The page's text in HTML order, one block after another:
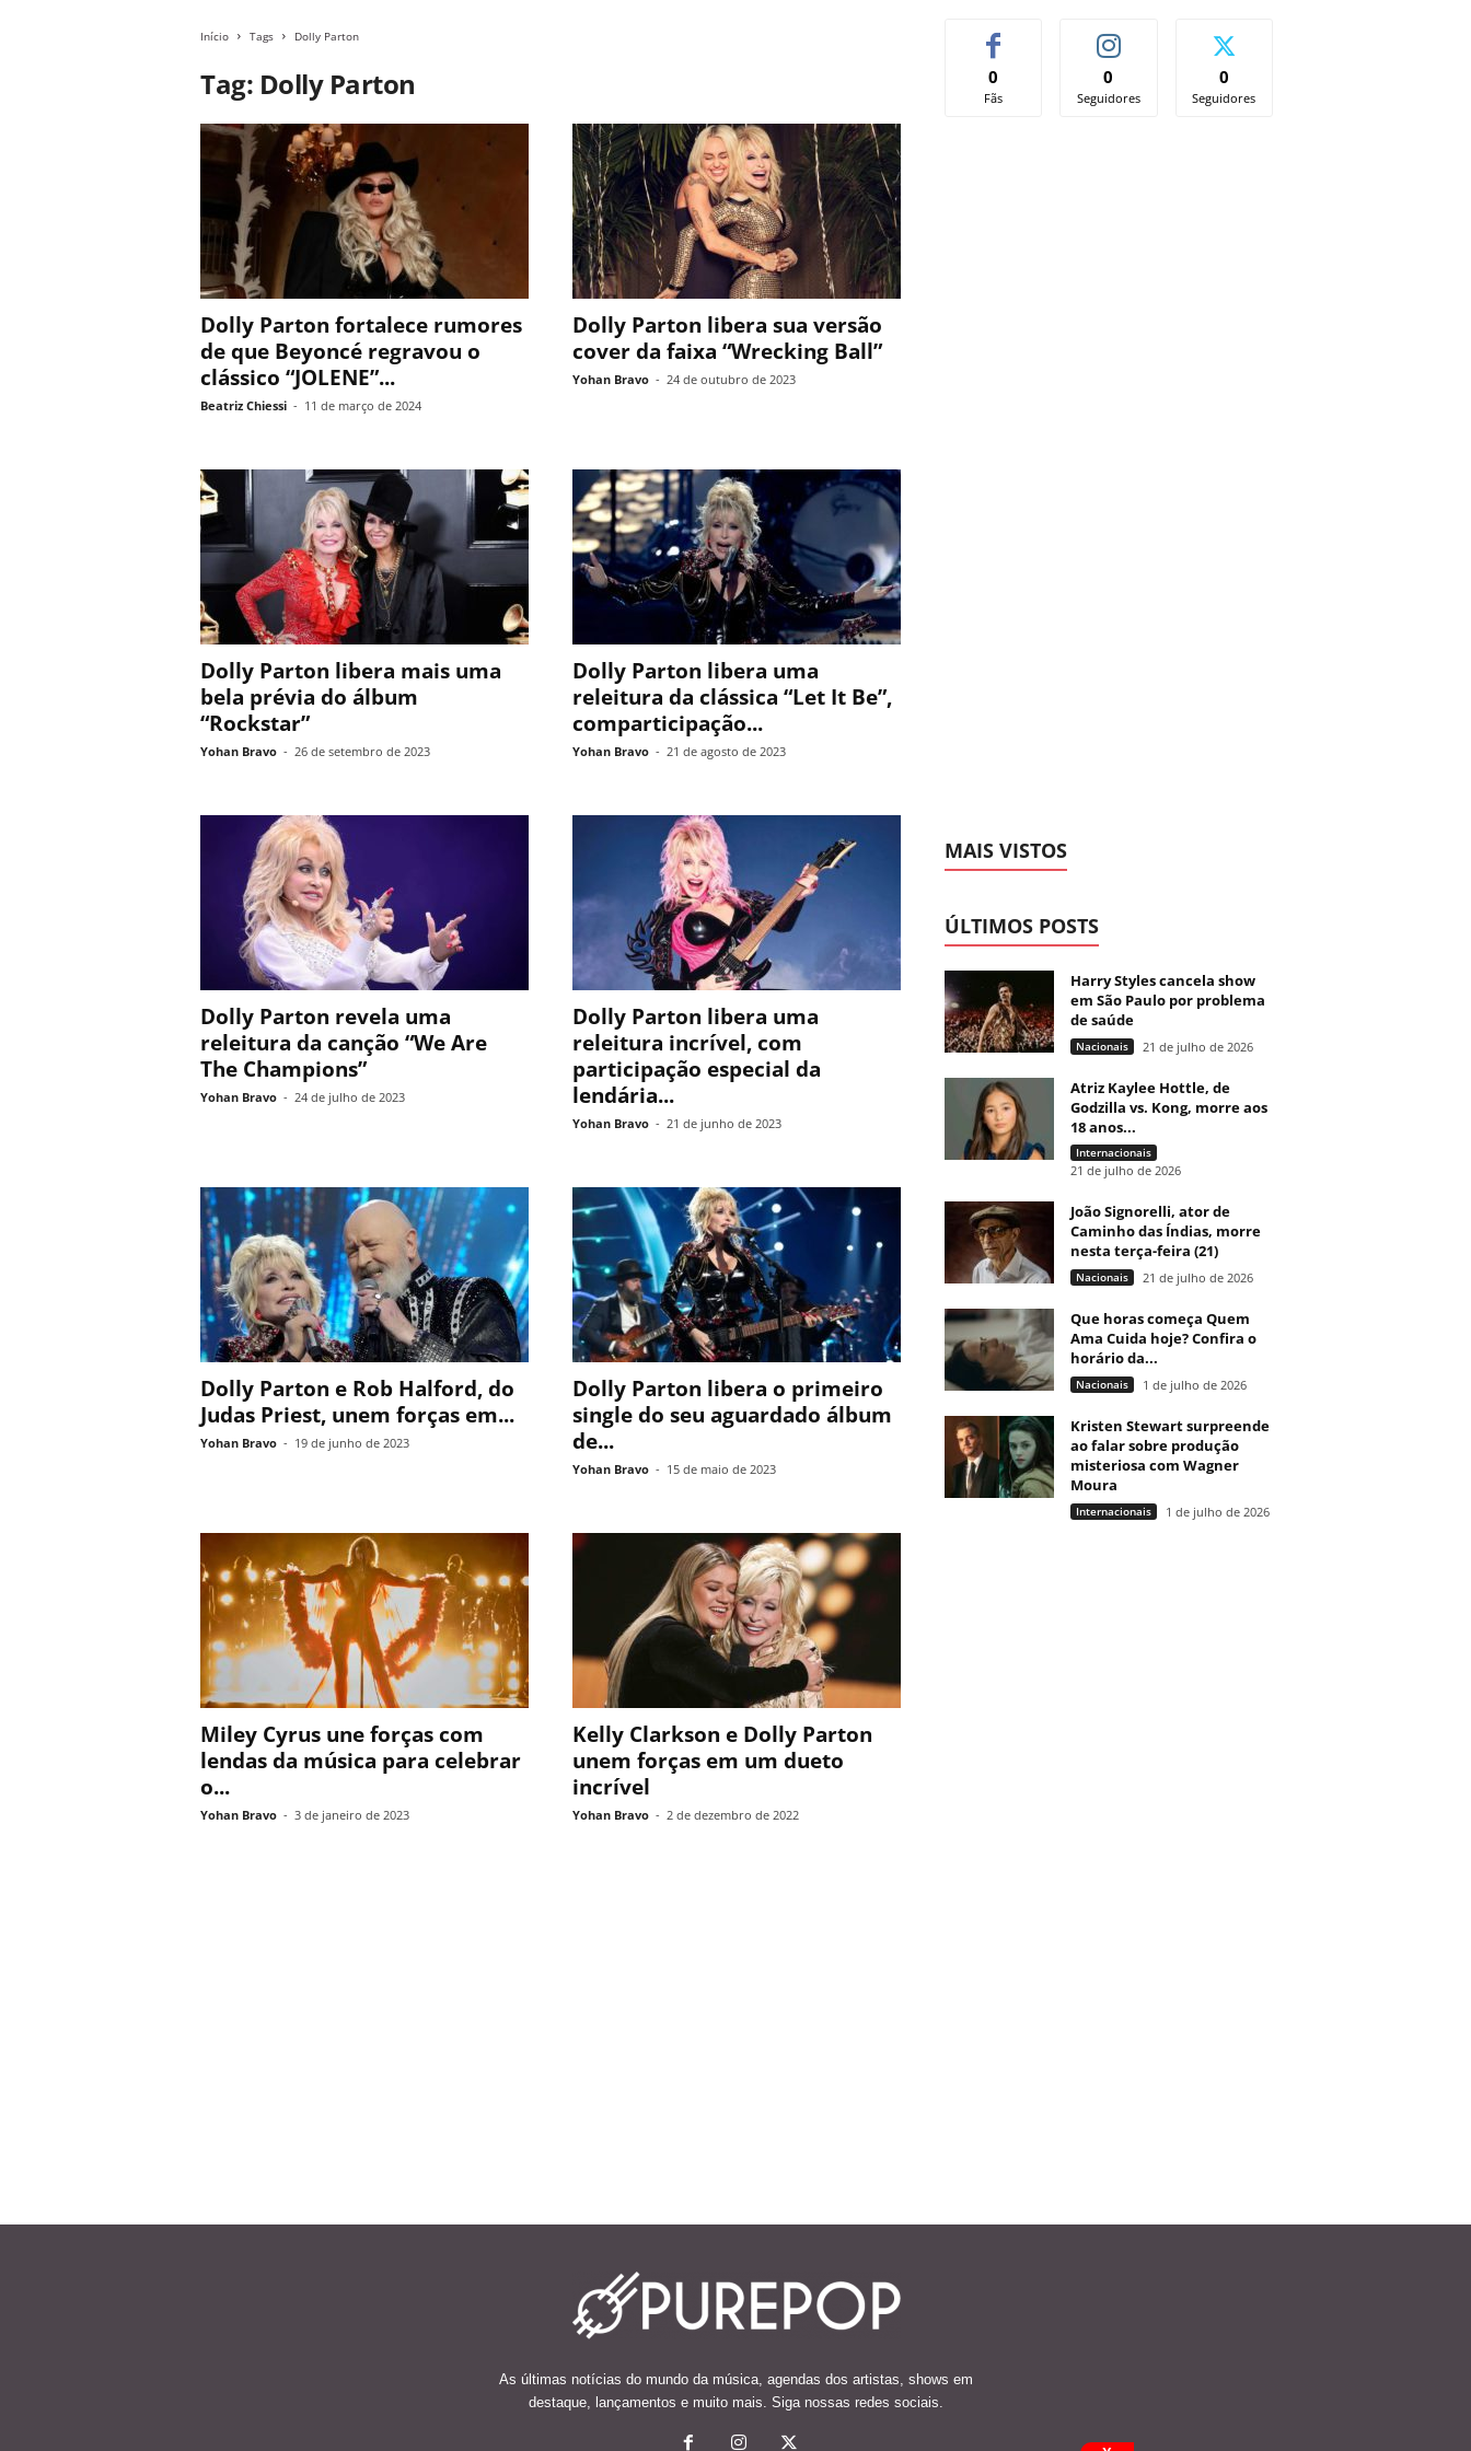
Início Tags Dolly Parton
Tag: Dolly Parton
Dolly Parton fortalece rumores
de que Beyoncé regravou o
clássico “JOLENE”...
Beatriz Chiessi - 11 de março de 2024
Dolly Parton libera sua versão
cover da faixa “Wrecking Ball”
Yohan Bravo - 24 de outubro de 2023
Dolly Parton libera mais uma
bela prévia do álbum
“Rockstar”
Yohan Bravo - 26 de setembro de 2023
Dolly Parton libera uma
releitura da clássica “Let It Be”,
comparticipação...
Yohan Bravo - 21 de agosto de 2023
Dolly Parton revela uma
releitura da canção “We Are
The Champions”
Yohan Bravo - 24 de julho de 2023
Dolly Parton libera uma
releitura incrível, com
participação especial da
lendária...
Yohan Bravo - 21 de junho de 2023
Dolly Parton e Rob Halford, do
Judas Priest, unem forças em...
Yohan Bravo - 19 de junho de 2023
Dolly Parton libera o primeiro
single do seu aguardado álbum
de...
Yohan Bravo - 15 de maio de 2023
Miley Cyrus une forças com
lendas da música para celebrar
o...
Yohan Bravo - 3 de janeiro de 2023
Kelly Clarkson e Dolly Parton
unem forças em um dueto
incrível
Yohan Bravo - 2 de dezembro de 2022
0
Fãs
0
Seguidores
0
Seguidores
MAIS VISTOS
ÚLTIMOS POSTS
Harry Styles cancela show
em São Paulo por problema
de saúde
Nacionais 21 de julho de 2026
Atriz Kaylee Hottle, de
Godzilla vs. Kong, morre aos
18 anos...
Internacionais
21 de julho de 2026
João Signorelli, ator de
Caminho das Índias, morre
nesta terça-feira (21)
Nacionais 21 de julho de 2026
Que horas começa Quem
Ama Cuida hoje? Confira o
horário da...
Nacionais 1 de julho de 2026
Kristen Stewart surpreende
ao falar sobre produção
misteriosa com Wagner
Moura
Internacionais 1 de julho de 2026
As últimas notícias do mundo da música, agendas dos artistas, shows em
destaque, lançamentos e muito mais. Siga nossas redes sociais.